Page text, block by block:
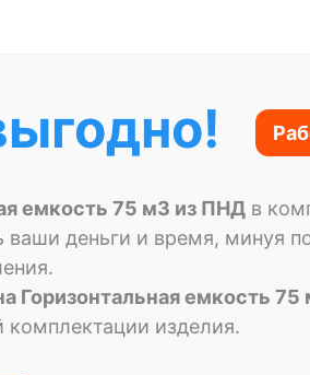
емкость 75 м3 из ПНД в
ваши деньги и время, минуя
Горизонтальная емкость
комплектации изделия.